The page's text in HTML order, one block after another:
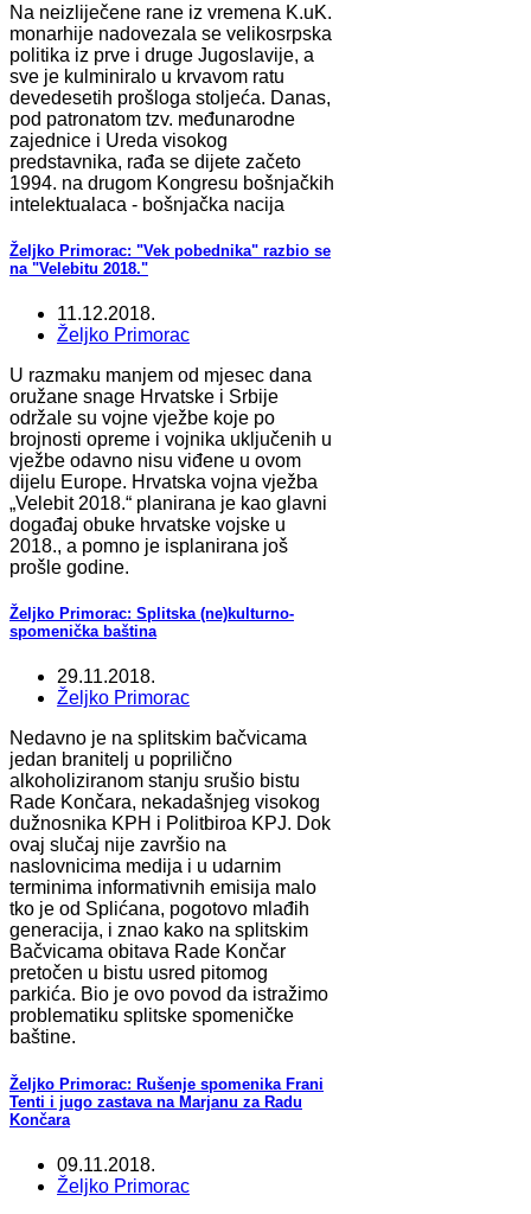
Na neizliječene rane iz vremena K.uK.
monarhije nadovezala se velikosrpska
politika iz prve i druge Jugoslavije, a
sve je kulminiralo u krvavom ratu
devedesetih prošloga stoljeća. Danas,
pod patronatom tzv. međunarodne
zajednice i Ureda visokog
predstavnika, rađa se dijete začeto
1994. na drugom Kongresu bošnjačkih
intelektualaca - bošnjačka nacija
Željko Primorac: "Vek pobednika" razbio se
na "Velebitu 2018."
11.12.2018.
Željko Primorac
U razmaku manjem od mjesec dana
oružane snage Hrvatske i Srbije
održale su vojne vježbe koje po
brojnosti opreme i vojnika uključenih u
vježbe odavno nisu viđene u ovom
dijelu Europe. Hrvatska vojna vježba
„Velebit 2018.“ planirana je kao glavni
događaj obuke hrvatske vojske u
2018., a pomno je isplanirana još
prošle godine.
Željko Primorac: Splitska (ne)kulturno-
spomenička baština
29.11.2018.
Željko Primorac
Nedavno je na splitskim bačvicama
jedan branitelj u poprilično
alkoholiziranom stanju srušio bistu
Rade Končara, nekadašnjeg visokog
dužnosnika KPH i Politbiroa KPJ. Dok
ovaj slučaj nije završio na
naslovnicima medija i u udarnim
terminima informativnih emisija malo
tko je od Splićana, pogotovo mlađih
generacija, i znao kako na splitskim
Bačvicama obitava Rade Končar
pretočen u bistu usred pitomog
parkića. Bio je ovo povod da istražimo
problematiku splitske spomeničke
baštine.
Željko Primorac: Rušenje spomenika Frani
Tenti i jugo zastava na Marjanu za Radu
Končara
09.11.2018.
Željko Primorac